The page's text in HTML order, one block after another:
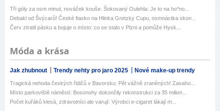
Tři góly za osm minut, nováček kouše. Šokovaný Oulehla: Je to na ho*no...
Debakl od Švýcarů! České fiasko na Hlinka Gretzky Cupu, osmnáctka skon...
Červ ztratil pásku a bojuje o místo: co se stalo v Plzni a pomůže Hysk...
Móda a krása
Jak zhubnout Trendy nehty pro jaro 2025 Nové make-up trendy
Tragická nehoda českých řidičů v Bavorsku: Pět vážně zraněných! Zasaho...
Místo parkoviště náměstí: Bosonohy dokončily rekonstrukci za 35 milion...
Počet kuřáků klesá, zdravotníci ale varují: Výrobci e-cigaret lákají m...